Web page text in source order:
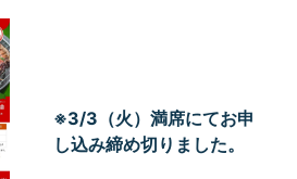
※3/3（火）満席にてお申
し込み締め切りました。